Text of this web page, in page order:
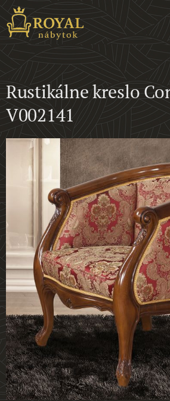
Rustikálne kreslo
V002141
Rustikálne kreslo